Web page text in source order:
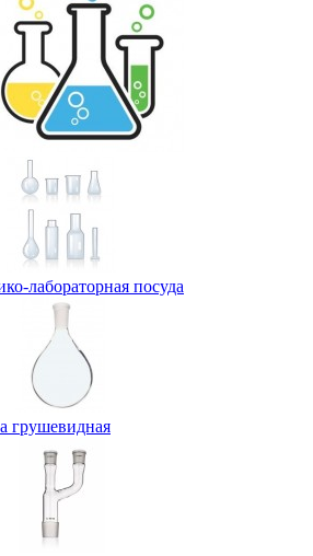
лабораторная посуда
грушевидная